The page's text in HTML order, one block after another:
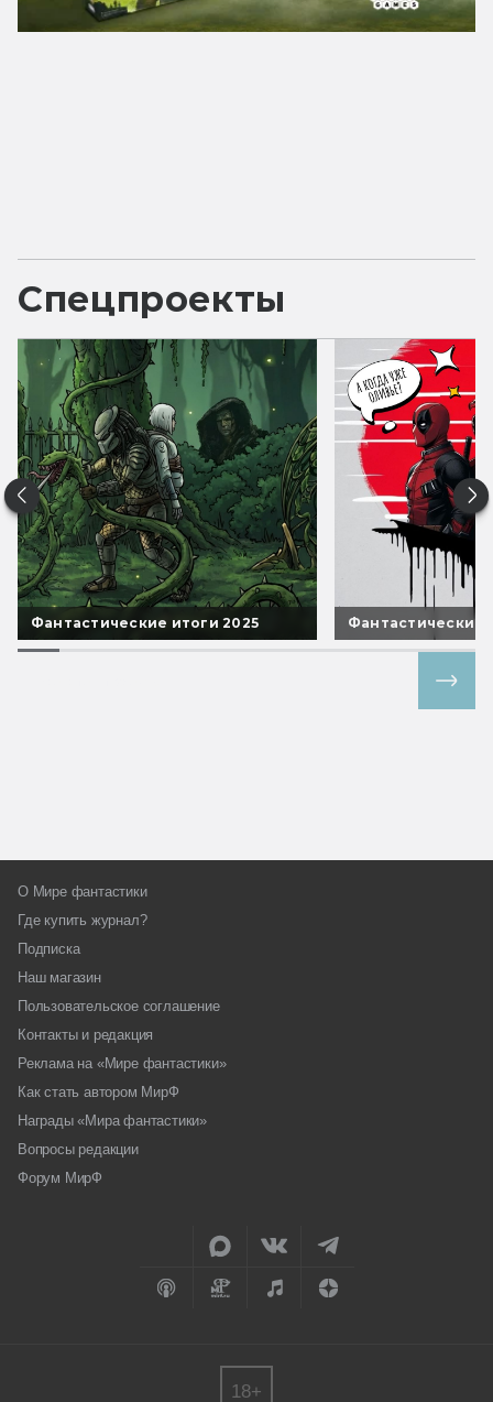
Спецпроекты
Фантастические итоги 2025 Фантастические
О Мире фантастики
Где купить журнал?
Подписка
Наш магазин
Пользовательское соглашение
Контакты и редакция
Реклама на «Мире фантастики»
Как стать автором МирФ
Награды «Мира фантастики»
Вопросы редакции
Форум МирФ
18+